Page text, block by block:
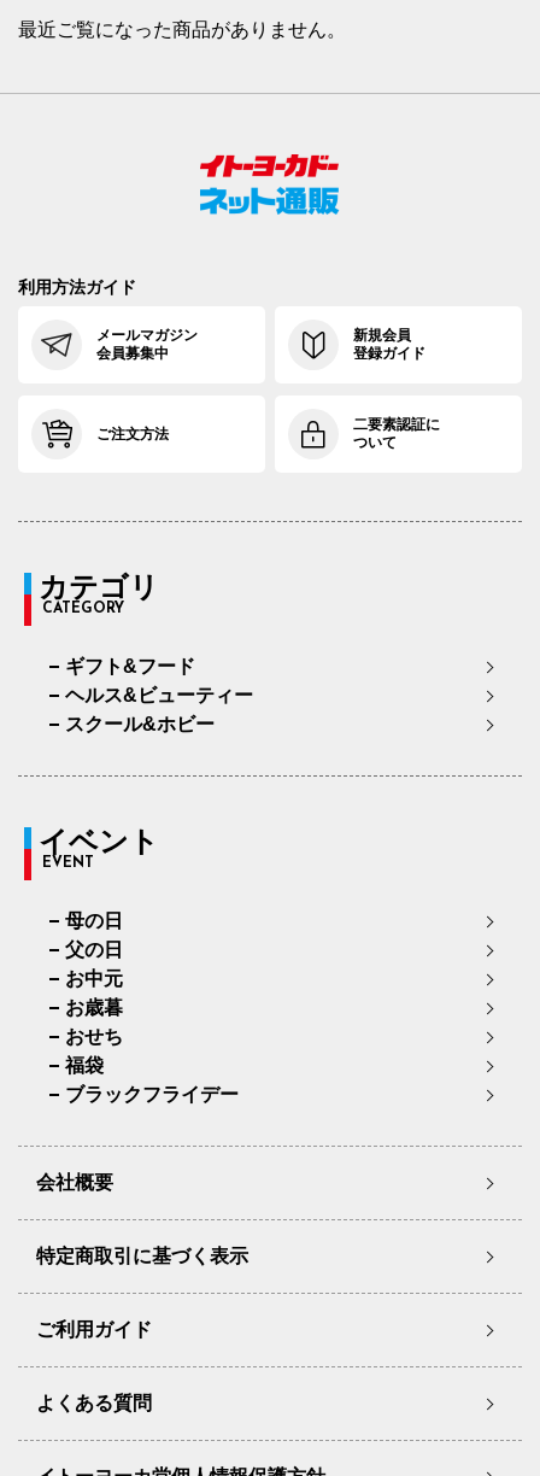
最近ご覧になった商品がありません。
利用方法ガイド
メールマガジン
会員募集中
新規会員
登録ガイド
ご注文方法
二要素認証に
ついて
カテゴリ
CATEGORY
ギフト&フード
ヘルス&ビューティー
スクール&ホビー
イベント
EVENT
母の日
父の日
お中元
お歳暮
おせち
福袋
ブラックフライデー
会社概要
特定商取引に基づく表示
ご利用ガイド
よくある質問